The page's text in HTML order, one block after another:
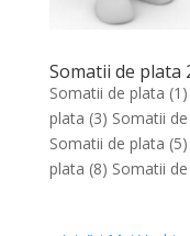
Somatii de plata
Somatii de plata
plata (3) Somatii
Somatii de plata
plata (8) Somatii